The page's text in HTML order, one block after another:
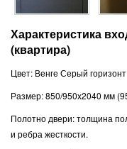
Характеристика
(квартира)
Цвет: Венге Серый горизонт
Размер: 850/950х2040 мм
Полотно двери: толщина
и ребра жесткости.